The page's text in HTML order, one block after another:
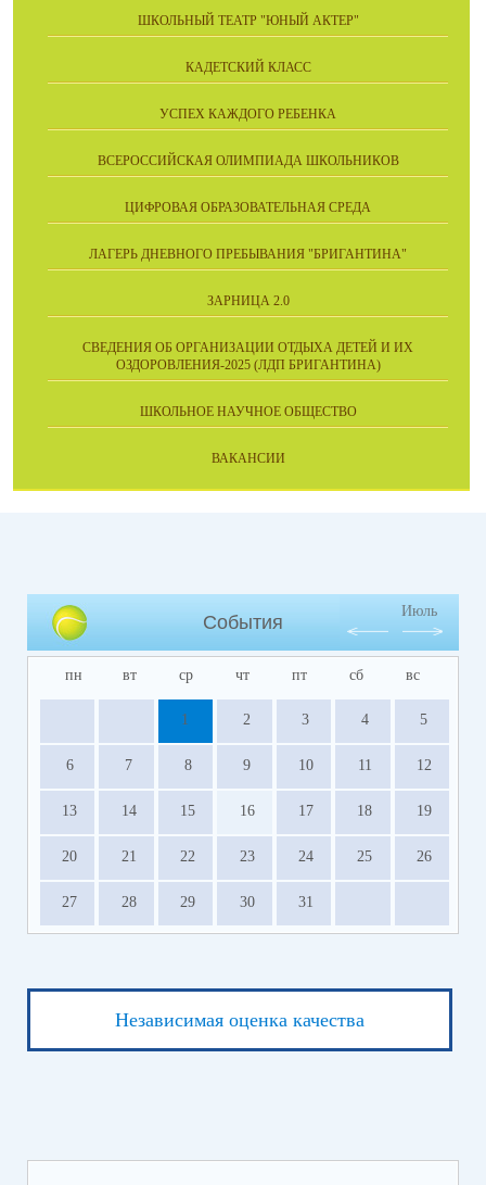
ШКОЛЬНЫЙ ТЕАТР "ЮНЫЙ АКТЕР"
КАДЕТСКИЙ КЛАСС
УСПЕХ КАЖДОГО РЕБЕНКА
ВСЕРОССИЙСКАЯ ОЛИМПИАДА ШКОЛЬНИКОВ
ЦИФРОВАЯ ОБРАЗОВАТЕЛЬНАЯ СРЕДА
ЛАГЕРЬ ДНЕВНОГО ПРЕБЫВАНИЯ "БРИГАНТИНА"
ЗАРНИЦА 2.0
СВЕДЕНИЯ ОБ ОРГАНИЗАЦИИ ОТДЫХА ДЕТЕЙ И ИХ
ОЗДОРОВЛЕНИЯ-2025 (ЛДП БРИГАНТИНА)
ШКОЛЬНОЕ НАУЧНОЕ ОБЩЕСТВО
ВАКАНСИИ
События
Июль
пн вт ср чт пт сб вс
1 2 3 4 5
6 7 8 9 10 11 12
13 14 15 16 17 18 19
20 21 22 23 24 25 26
27 28 29 30 31
Независимая оценка качества